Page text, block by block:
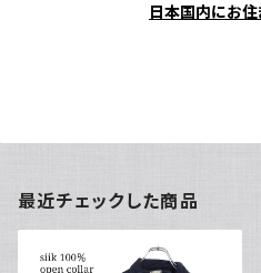
日本国内にお
最近チェックした商品